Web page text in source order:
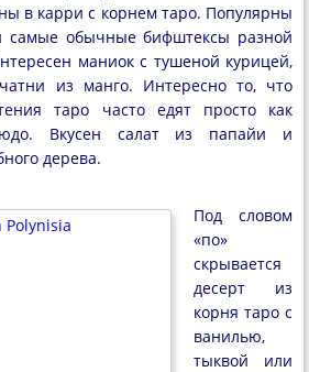
в карри с корнем таро. Популярны
самые обычные бифштексы разной
маниок с тушеной курицей,
из манго. Интересно то, что
таро часто едят просто как
Вкусен салат из папайи и
дерева.
Под словом
«по»
скрывается
десерт из
корня таро с
ванилью,
тыквой или